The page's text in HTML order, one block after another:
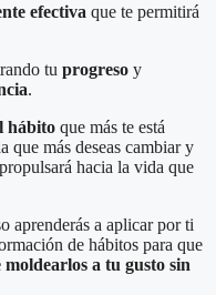
efectiva que te permitirá
tu progreso y
.
hábito que más te está
que más deseas cambiar y
hacia la vida que
aprenderás a aplicar por ti
de hábitos para que
moldearlos a tu gusto sin